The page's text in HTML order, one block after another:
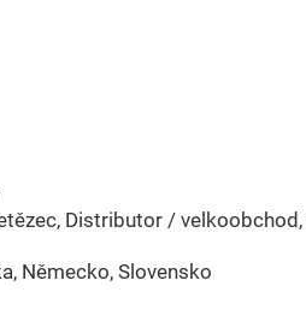
Distributor /
Německo, Slovensko